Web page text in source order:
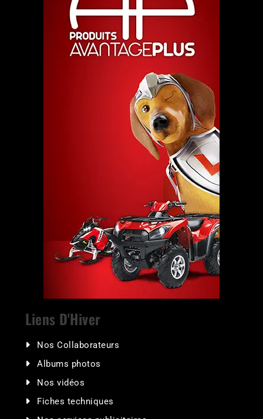
Liens D'Hiver
Nos Collaborateurs
Albums photos
Nos vidéos
Fiches techniques